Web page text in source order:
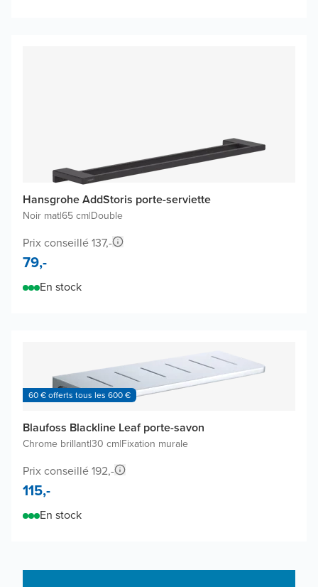
Hansgrohe AddStoris porte-serviette
Noir mat|65 cm|Double
Prix conseillé 137,-
79,-
En stock
60 € offerts tous les 600 €
Blaufoss Blackline Leaf porte-savon
Chrome brillant|30 cm|Fixation murale
Prix conseillé 192,-
115,-
En stock